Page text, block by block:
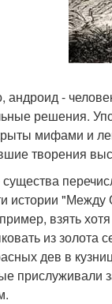
андроид -
решения.
мифами и
творения
истории
взять
из
дев в
прислуживали